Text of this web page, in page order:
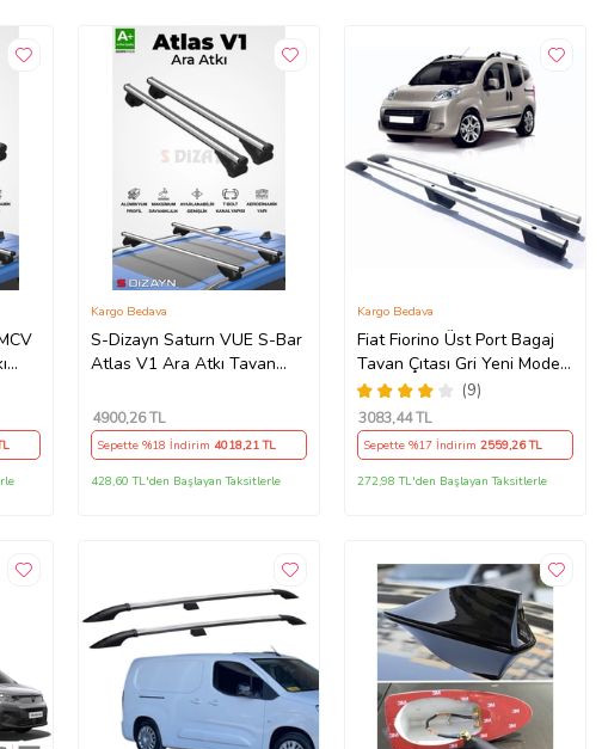
S-Dizayn Saturn VUE S-Bar
Atlas V1 Ara Atkı Tavan
2001-2009 A+ Kalite
Kargo Bedava
4900,26 TL
Sepette %18 İndirim 4018,21 TL
428,60 TL'den Başlayan Taksitlerle
Fiat Fiorino Üst Port Bagaj
Tavan Çıtası Gri Yeni Model
Lüks Tip
(9)
Kargo Bedava
3083,44 TL
Sepette %17 İndirim2559,26 TL
272,98 TL'den Başlayan Taksitlerle